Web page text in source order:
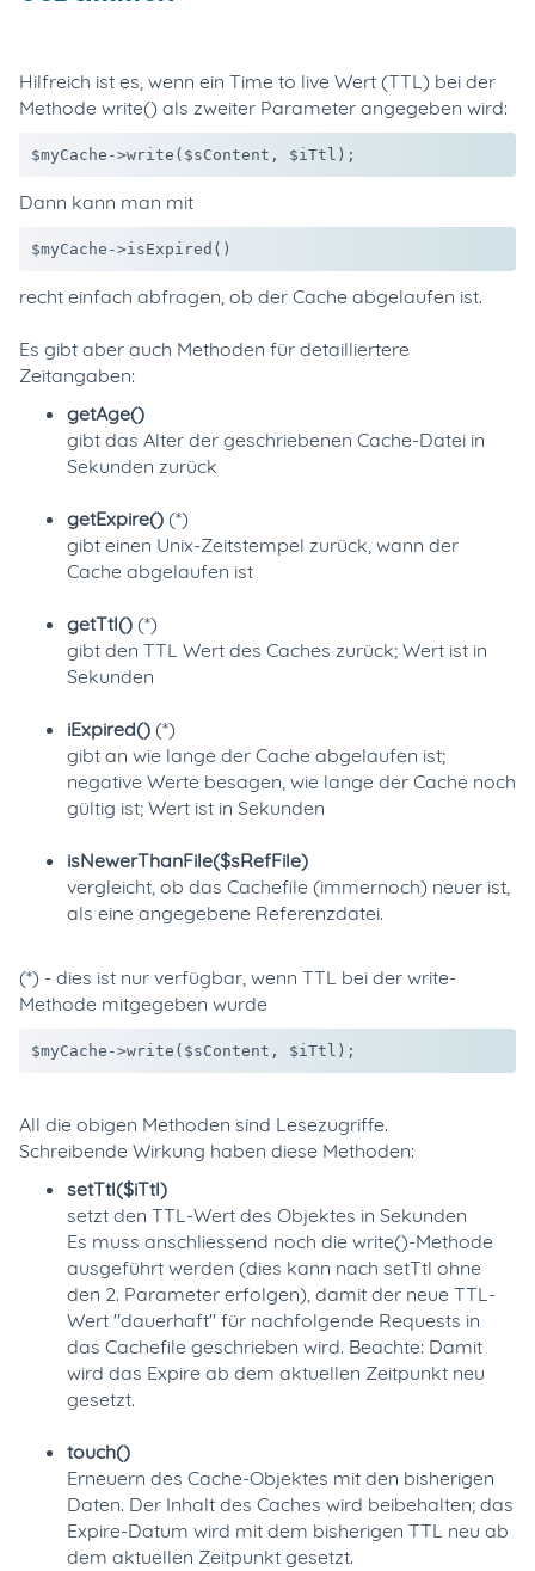
Hilfreich ist es, wenn ein Time to live Wert (TTL) bei der
Methode write() als zweiter Parameter angegeben wird:
$myCache->write($sContent, $iTtl);
Dann kann man mit
$myCache->isExpired()
recht einfach abfragen, ob der Cache abgelaufen ist.
Es gibt aber auch Methoden für detailliertere
Zeitangaben:
getAge()
gibt das Alter der geschriebenen Cache-Datei in
Sekunden zurück
getExpire() (*)
gibt einen Unix-Zeitstempel zurück, wann der
Cache abgelaufen ist
getTtl() (*)
gibt den TTL Wert des Caches zurück; Wert ist in
Sekunden
iExpired() (*)
gibt an wie lange der Cache abgelaufen ist;
negative Werte besagen, wie lange der Cache noch
gültig ist; Wert ist in Sekunden
isNewerThanFile($sRefFile)
vergleicht, ob das Cachefile (immernoch) neuer ist,
als eine angegebene Referenzdatei.
(*) - dies ist nur verfügbar, wenn TTL bei der write-
Methode mitgegeben wurde
$myCache->write($sContent, $iTtl);
All die obigen Methoden sind Lesezugriffe.
Schreibende Wirkung haben diese Methoden:
setTtl($iTtl)
setzt den TTL-Wert des Objektes in Sekunden
Es muss anschliessend noch die write()-Methode
ausgeführt werden (dies kann nach setTtl ohne
den 2. Parameter erfolgen), damit der neue TTL-
Wert "dauerhaft" für nachfolgende Requests in
das Cachefile geschrieben wird. Beachte: Damit
wird das Expire ab dem aktuellen Zeitpunkt neu
gesetzt.
touch()
Erneuern des Cache-Objektes mit den bisherigen
Daten. Der Inhalt des Caches wird beibehalten; das
Expire-Datum wird mit dem bisherigen TTL neu ab
dem aktuellen Zeitpunkt gesetzt.